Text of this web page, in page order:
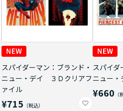
スパイダーマン：ブランド・
ニュー・デイ ３Ｄクリアフ
ァイル
¥715
スパイダ
ニュー
¥660